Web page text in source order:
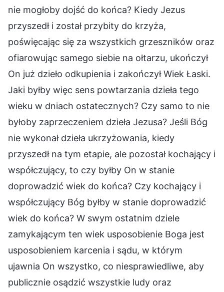
nie mogłoby dojść do końca? Kiedy Jezus
przyszedł i został przybity do krzyża,
poświęcając się za wszystkich grzeszników oraz
ofiarowując samego siebie na ołtarzu, ukończył
On już dzieło odkupienia i zakończył Wiek Łaski.
Jaki byłby więc sens powtarzania dzieła tego
wieku w dniach ostatecznych? Czy samo to nie
byłoby zaprzeczeniem dzieła Jezusa? Jeśli Bóg
nie wykonał dzieła ukrzyżowania, kiedy
przyszedł na tym etapie, ale pozostał kochający i
współczujący, to czy byłby On w stanie
doprowadzić wiek do końca? Czy kochający i
współczujący Bóg byłby w stanie doprowadzić
wiek do końca? W swym ostatnim dziele
zamykającym ten wiek usposobienie Boga jest
usposobieniem karcenia i sądu, w którym
ujawnia On wszystko, co niesprawiedliwe, aby
publicznie osądzić wszystkie ludy oraz